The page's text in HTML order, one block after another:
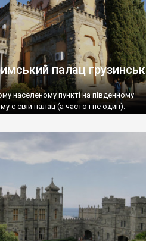
палац
населеному пункті на південному
є свій палац (а часто і не один).